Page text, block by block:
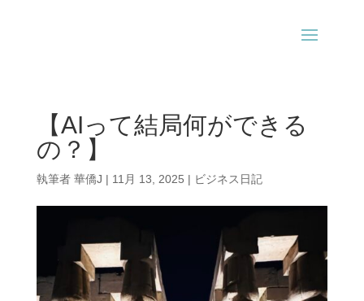
【AIって結局何ができる
の？】
執筆者 華僑J | 11月 13, 2025 | ビジネス日記